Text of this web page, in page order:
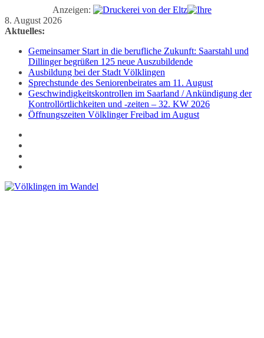
Anzeigen:
Zum
Inhalt
8. August 2026
Aktuelles:
Gemeinsamer Start in die berufliche Zukunft: Saarstahl und
Dillinger begrüßen 125 neue Auszubildende
Ausbildung bei der Stadt Völklingen
Sprechstunde des Seniorenbeirates am 11. August
Geschwindigkeitskontrollen im Saarland / Ankündigung der
Kontrollörtlichkeiten und -zeiten – 32. KW 2026
Öffnungszeiten Völklinger Freibad im August